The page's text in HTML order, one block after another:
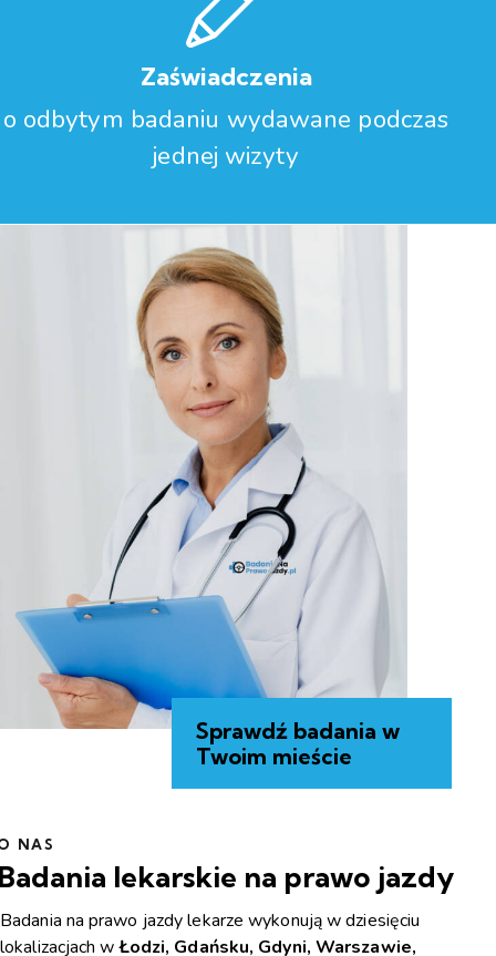
Zaświadczenia
o odbytym badaniu wydawane podczas
jednej wizyty
Sprawdź badania w
Twoim mieście
NAS
lekarskie na prawo jazdy
Badania na prawo jazdy lekarze wykonują w dziesięciu
lokalizacjach wŁodzi, Gdańsku, Gdyni, Warszawie,